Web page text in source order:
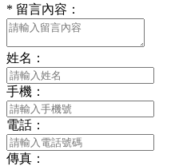
* 留言內容：
姓名：
手機：
電話：
傳真：